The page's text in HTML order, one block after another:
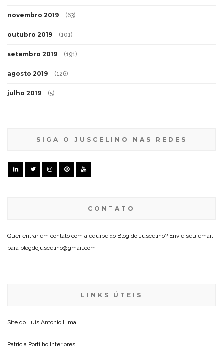
novembro 2019 (63)
outubro 2019 (101)
setembro 2019 (191)
agosto 2019 (126)
julho 2019 (5)
SIGA O JUSCELINO NAS REDES
CONTATO
Quer entrar em contato com a equipe do Blog do Juscelino? Envie seu email
para blogdojuscelino@gmail.com
LINKS ÚTEIS
Site do Luis Antonio Lima
Patricia Portilho Interiores